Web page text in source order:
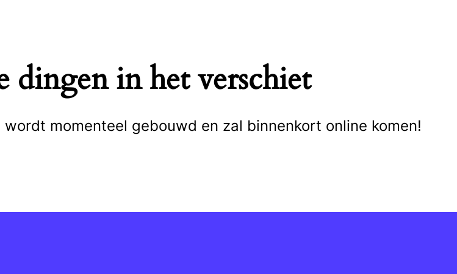
dingen in het verschiet
momenteel gebouwd en zal binnenkort online komen!